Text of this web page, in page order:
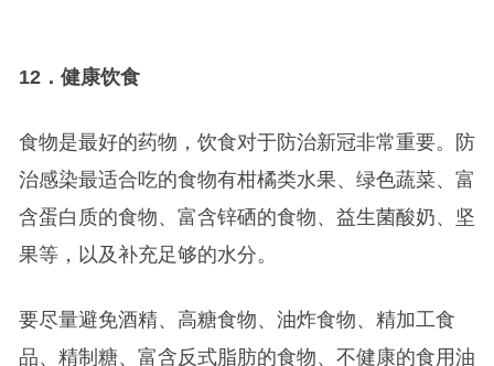
12．健康饮食
食物是最好的药物，饮食对于防治新冠非常重要。防
治感染最适合吃的食物有柑橘类水果、绿色蔬菜、富
含蛋白质的食物、富含锌硒的食物、益生菌酸奶、坚
果等，以及补充足够的水分。
要尽量避免酒精、高糖食物、油炸食物、精加工食
品、精制糖、富含反式脂肪的食物、不健康的食用油